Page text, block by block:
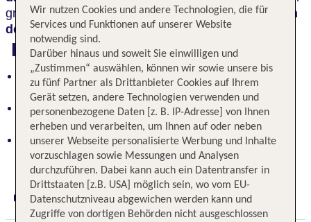
großeSpa-Bereichlädt zu entspannendenStunden
der Erholungein.
Highlights
Atemberaubende Panoramablicke von der
Dachterrasse auf Hügel und Meer
Großzügiger Spa-Bereich für pure Entspannung
und Erholung
Ruhige Lage am Ende einer Seitenstraße, Strand
und Promenade nahe
Digitaler und telefonischer 24/7 TUI Service
Wir nutzen Cookies und andere Technologien, die für
Services und Funktionen auf unserer Website
notwendig sind.
Darüber hinaus und soweit Sie einwilligen und
„Zustimmen“ auswählen, können wir sowie unsere bis
zu fünf Partner als Drittanbieter Cookies auf Ihrem
Gerät setzen, andere Technologien verwenden und
personenbezogene Daten [z. B. IP-Adresse] von Ihnen
erheben und verarbeiten, um Ihnen auf oder neben
unserer Webseite personalisierte Werbung und Inhalte
vorzuschlagen sowie Messungen und Analysen
durchzuführen. Dabei kann auch ein Datentransfer in
Drittstaaten [z.B. USA] möglich sein, wo vom EU-
Datenschutzniveau abgewichen werden kann und
Zugriffe von dortigen Behörden nicht ausgeschlossen